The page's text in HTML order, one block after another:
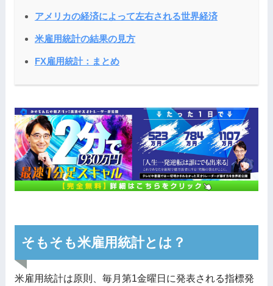
アメリカの経済によって左右される世界経済
米雇用統計の結果の見方
FX雇用統計：まとめ
そもそも米雇用統計とは？
米雇用統計は原則、毎月第1金曜日に発表される指標発